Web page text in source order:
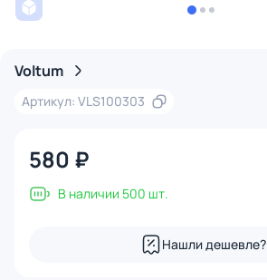
Voltum
Артикул: VLS100303
580 ₽
В наличии 500 шт.
Нашли дешевле?